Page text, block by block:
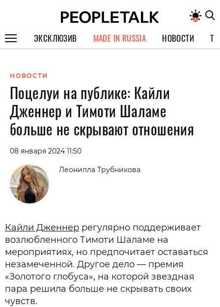
ЭКСКЛЮЗИВ
СПЕЦПРОЕКТЫ
ИНТЕРВЬЮ
ПОКОЛЕНИЕ
MADE IN RUSSIA НОВОСТИ
НОВОСТИ
Поцелуи на публике: Кайли
Дженнер и Тимоти Шаламе
больше не скрывают отношения
08 января 2024 11:50
Леонилла Трубникова
Кайли Дженнер регулярно поддерживает
возлюбленного Тимоти Шаламе на
мероприятиях, но предпочитает оставаться
незамеченной. Другое дело — премия
«Золотого глобуса», на которой звездная
пара решила больше не скрывать своих
чувств.